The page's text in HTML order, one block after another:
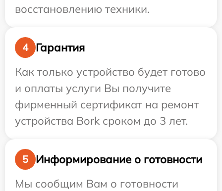
восстановлению техники.
4
Гарантия
Как только устройство будет готово
и оплаты услуги Вы получите
фирменный сертификат на ремонт
устройства Bork сроком до 3 лет.
5
Информирование о готовности
Мы сообщим Вам о готовности